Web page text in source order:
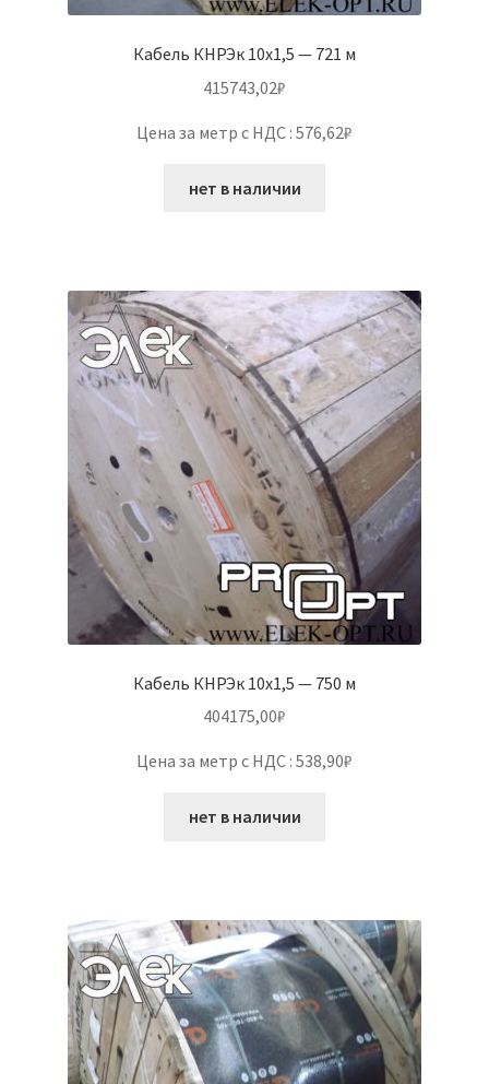
Кабель КНРЭк 10х1,5 — 721 м
415743,02₽
Цена за метр с НДС : 576,62₽
нет в наличии
Кабель КНРЭк 10х1,5 — 750 м
404175,00₽
Цена за метр с НДС : 538,90₽
нет в наличии